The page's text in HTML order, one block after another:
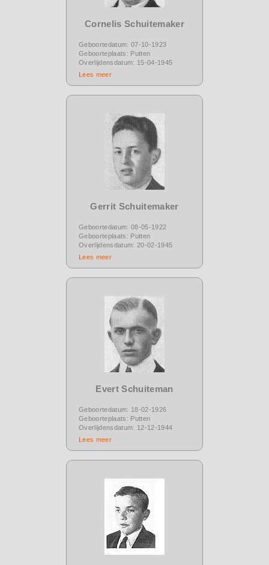
Cornelis Schuitemaker
Geboortedatum: 07-10-1923
Geboorteplaats: Putten
Overlijdensdatum: 15-04-1945
Lees meer
Gerrit Schuitemaker
Geboortedatum: 08-05-1922
Geboorteplaats: Putten
Overlijdensdatum: 20-02-1945
Lees meer
Evert Schuiteman
Geboortedatum: 18-02-1926
Geboorteplaats: Putten
Overlijdensdatum: 12-12-1944
Lees meer